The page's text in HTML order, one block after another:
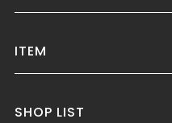
ITEM
SHOP LIST